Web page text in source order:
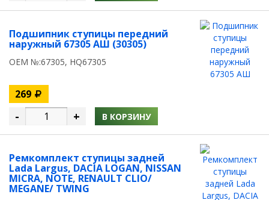
Подшипник ступицы передний
наружный 67305 АШ (30305)
OEM №:67305, HQ67305
269
- + В КОРЗИНУ
Ремкомплект ступицы задней
Lada Largus, DACIA LOGAN, NISSAN
MICRA, NOTE, RENAULT CLIO/
MEGANE/ TWING